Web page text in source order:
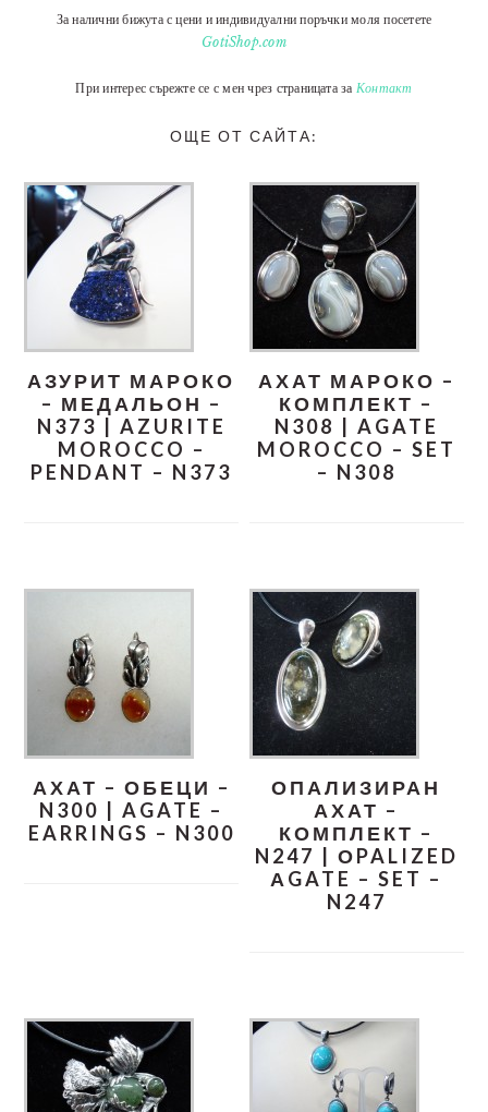
За налични бижута с цени и индивидуални поръчки моля посетете
GotiShop.com
При интерес сърежте се с мен чрез страницата за Контакт
ОЩЕ ОТ САЙТА:
АЗУРИТ МАРОКО
– МЕДАЛЬОН –
N373 | AZURITE
MOROCCO –
PENDANT – N373
АХАТ МАРОКО –
КОМПЛЕКТ –
N308 | AGATE
MOROCCO – SET
– N308
АХАТ – ОБЕЦИ –
N300 | AGATE –
EARRINGS – N300
ОПАЛИЗИРАН
АХАТ –
КОМПЛЕКТ –
N247 | ОPALIZED
АGATE – SET –
N247